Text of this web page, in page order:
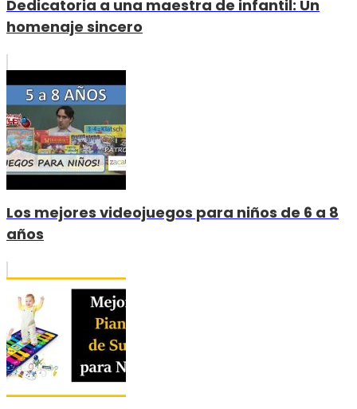
Dedicatoria a una maestra de infantil: Un
homenaje sincero
Los mejores videojuegos para niños de 6 a 8
años